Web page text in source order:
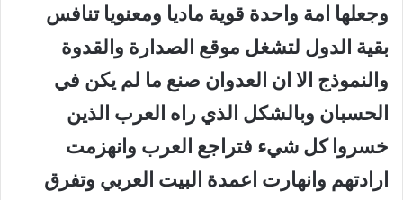
وجعلها امة واحدة قوية ماديا ومعنويا تنافس
بقية الدول لتشغل موقع الصدارة والقدوة
والنموذج الا ان العدوان صنع ما لم يكن في
الحسبان وبالشكل الذي راه العرب الذين
خسروا كل شيء فتراجع العرب وانهزمت
ارادتهم وانهارت اعمدة البيت العربي وتفرق